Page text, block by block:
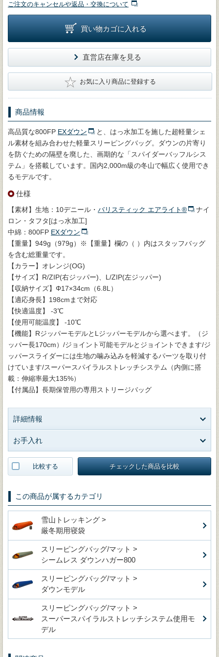
ご注文のキャンセルや返品・交換について
買い物カゴに入れる
直営店在庫を見る
★ お気に入り商品に登録する
商品情報
高品質な800FP EXダウン
と、はっ水加工を施した超軽量シェ
ル素材を組み合わせた軽量スリーピングバッグ。ダウンの片寄り
を防ぐための隔壁を廃した、画期的な「スパイダーバッフルシス
テム」を搭載しています。国内2,000m級の冬山で幅広く使用でき
るモデルです。
仕様
【素材】生地：10デニール・ バリスティック エアライト®
ナイ
ロン・タフタ[はっ水加工]
中綿：800FP EXダウン
【重量】949g（979g）※【重量】欄の（ ）内はスタッフバッグ
を含む総重量です。
【カラー】オレンジ(OG)
【サイズ】R/ZIP(右ジッパー)、L/ZIP(左ジッパー)
【収納サイズ】Φ17×34cm（6.8L）
【適応身長】198cmまで対応
【快適温度】 -3℃
【使用可能温度】 -10℃
【機能】RジッパーモデルとLジッパーモデルから選べます。（ジ
ッパー長170cm）/ジョイント可能モデルとジョイントできます/ジ
ッパースライダーには生地の噛み込みを軽減するパーツを取り付
けています/スーパースパイラルストレッチシステム（内側に搭
載：伸縮率最大135%）
【付属品】長期保管用の専用ストリージバッグ
詳細情報
お手入れ
比較する チェックした商品を比較
この商品が属するカテゴリ
雪山トレッキング >
厳冬期用寝袋
スリーピングバッグ/マット >
シームレス ダウンハガー800
スリーピングバッグ/マット >
ダウンモデル
スリーピングバッグ/マット >
スーパースパイラルストレッチシステム使用モ
デル